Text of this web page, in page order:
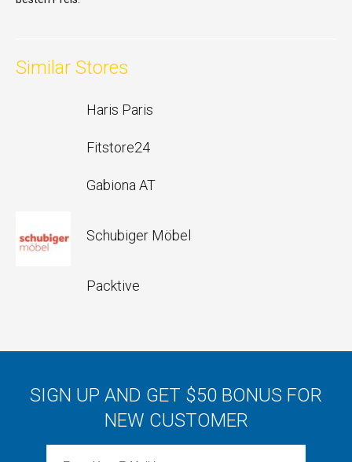
Similar Stores
Haris Paris
Fitstore24
Gabiona AT
Schubiger Möbel
Packtive
SIGN UP AND GET $50 BONUS FOR
NEW CUSTOMER